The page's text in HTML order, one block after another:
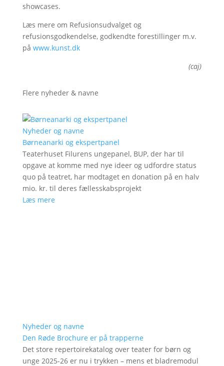
showcases.
Læs mere om Refusionsudvalget og
refusionsgodkendelse, godkendte forestillinger m.v.
på www.kunst.dk
(caj)
Flere nyheder & navne
Nyheder og navne
Børneanarki og ekspertpanel
Teaterhuset Filurens ungepanel, BUP, der har til
opgave at komme med nye ideer og udfordre status
quo på teatret, har modtaget en donation på en halv
mio. kr. til deres fællesskabsprojekt
Læs mere
Nyheder og navne
Den Røde Brochure er på trapperne
Det store repertoirekatalog over teater for børn og
unge 2025-26 er nu i trykken – mens et bladremodul